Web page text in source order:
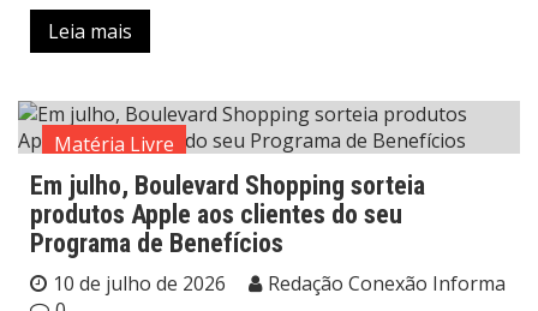
Leia mais
Matéria Livre
Em julho, Boulevard Shopping sorteia
produtos Apple aos clientes do seu
Programa de Benefícios
10 de julho de 2026
Redação Conexão Informa